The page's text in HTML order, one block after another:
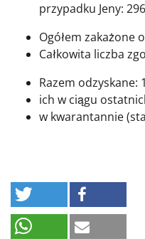
przypadku Jeny: 296
Ogółem zakażone
Całkowita liczba
Razem odzyskane:
ich w ciągu
w kwarantannie